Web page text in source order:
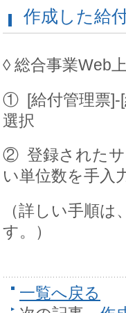
作成した給
◊ 総合事業Web
① [給付管理票]-[
選択
② 登録されたサ
い単位数を手入
（詳しい手順
す。）
一覧へ戻る